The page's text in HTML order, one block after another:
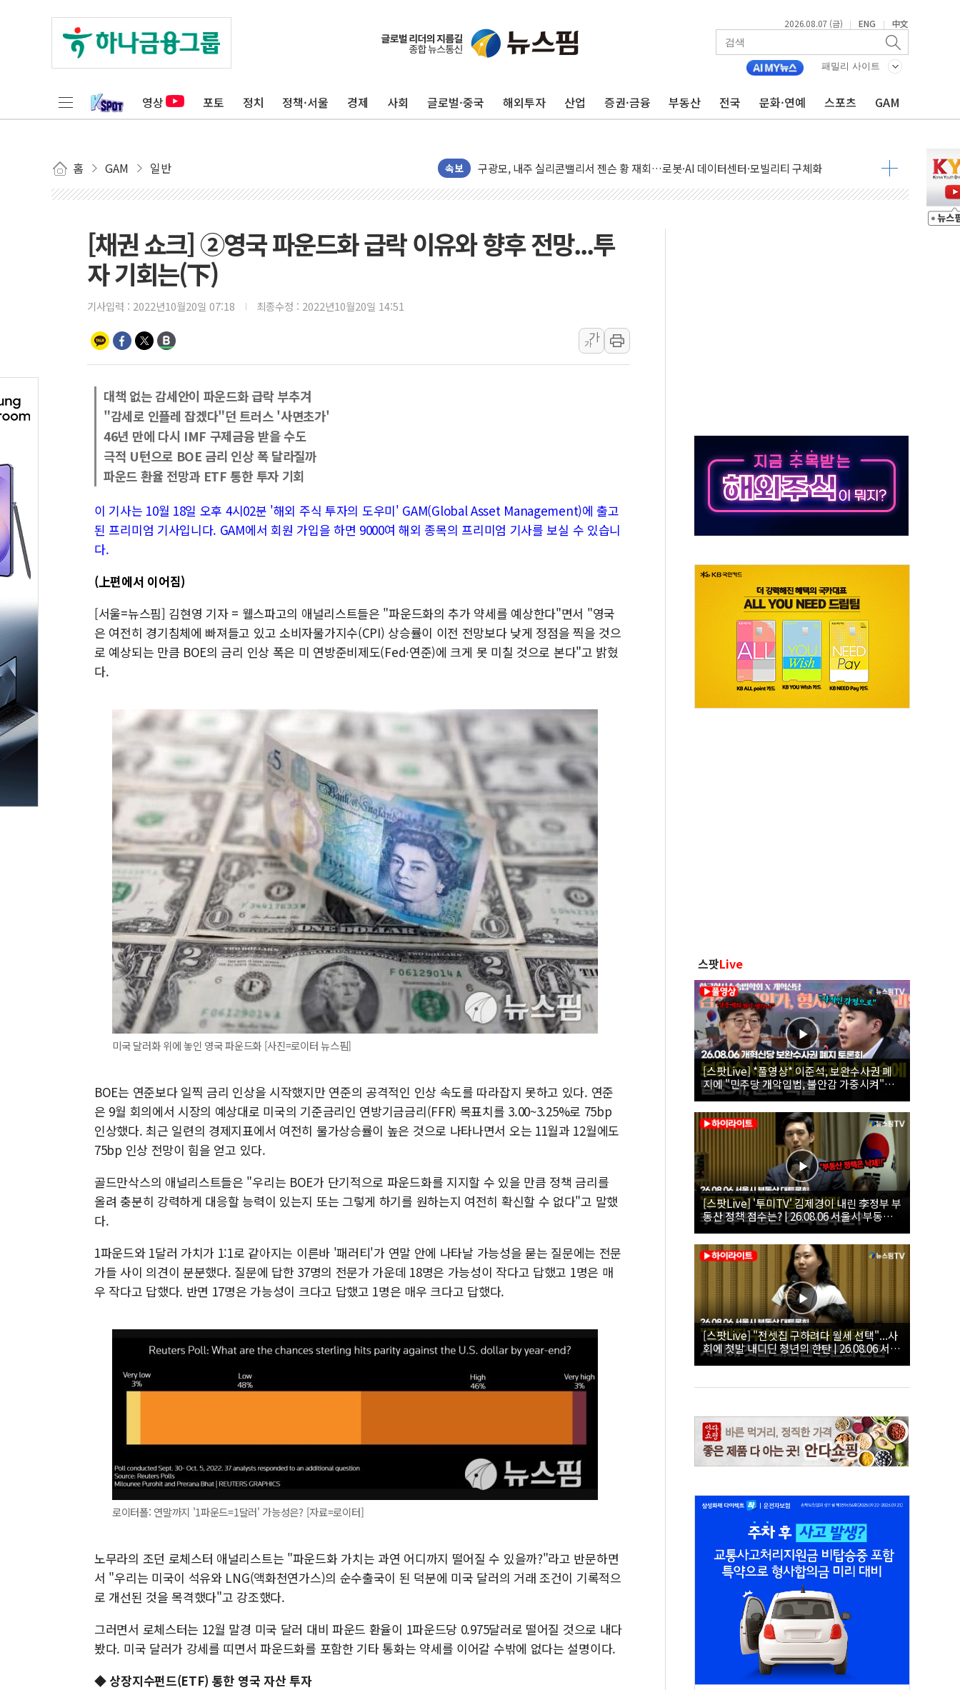
2026.08.07 (금) | ENG | 中文
패밀리 사이트
영상 포토 정치 정책·서울 경제 사회 글로벌·중국 해외투자 산업 증권·금융 부동산 전국 문화·연예 스포츠 GAM
홈 GAM 일반 속보
유럽증시, 견조한 실적 소화하며 대부분 상승… "2분기 기업 순이익 21% 증가" 전망
구광모, 내주 실리콘밸리서 젠슨 황 재회…로봇·AI 데이터센터·모빌리티 구체화
김정관 장관 "영업이익 N% 성과급 반대…상법·자본시장법 개정 논의"
뉴욕증시 프리뷰, 미 주가선물 AI주 차익실현 속 혼조세...웨스턴디지털·샌디스크↓
청와대, 북한 단거리 탄도미사일 발사에 긴급 안보 점검회의
[베트남 증시] 지수 하락 속 'DGC' 임시 주총 기대감에 홀로 상한가…마진 잔액은 사상 최고
'월가의 황제' 다이먼 "금융시장 레버리지 위험수위…숨은 차입이 더 큰 변수"
[3보] 북, 원산서 동해로 단거리 탄도미사일 1발 발사… 올해 10번째·42일 만 도발
우크라 드론 전술, 중남미 콜롬비아에 새 안보 위기… 반군·마약카르텔이 습득해 전투 활용
주한미군 "오산기지 누출, 백린 아닌 무해한 표면 부식 물질"
구미 폐염산처리업체서 불 2시간30여분만에 진화...외국인 노동자 숨져
[채권 쇼크] ②영국 파운드화 급락 이유와 향후 전망...투
자 기회는(下)
기사입력 : 2022년10월20일 07:18 최종수정 : 2022년10월20일 14:51
가
가
대책 없는 감세안이 파운드화 급락 부추겨
"감세로 인플레 잡겠다"던 트러스 '사면초가'
46년 만에 다시 IMF 구제금융 받을 수도
극적 U턴으로 BOE 금리 인상 폭 달라질까
파운드 환율 전망과 ETF 통한 투자 기회
이 기사는 10월 18일 오후 4시02분 '해외 주식 투자의 도우미' GAM(Global Asset Management)에 출고
된 프리미엄 기사입니다. GAM에서 회원 가입을 하면 9000여 해외 종목의 프리미엄 기사를 보실 수 있습니
다.
(上편에서 이어짐)
[서울=뉴스핌] 김현영 기자 = 웰스파고의 애널리스트들은 "파운드화의 추가 약세를 예상한다"면서 "영국
은 여전히 경기침체에 빠져들고 있고 소비자물가지수(CPI) 상승률이 이전 전망보다 낮게 정점을 찍을 것으
로 예상되는 만큼 BOE의 금리 인상 폭은 미 연방준비제도(Fed·연준)에 크게 못 미칠 것으로 본다"고 밝혔
다.
미국 달러화 위에 놓인 영국 파운드화 [사진=로이터 뉴스핌]
BOE는 연준보다 일찍 금리 인상을 시작했지만 연준의 공격적인 인상 속도를 따라잡지 못하고 있다. 연준
은 9월 회의에서 시장의 예상대로 미국의 기준금리인 연방기금금리(FFR) 목표치를 3.00~3.25%로 75bp
인상했다. 최근 일련의 경제지표에서 여전히 물가상승률이 높은 것으로 나타나면서 오는 11월과 12월에도
75bp 인상 전망이 힘을 얻고 있다.
골드만삭스의 애널리스트들은 "우리는 BOE가 단기적으로 파운드화를 지지할 수 있을 만큼 정책 금리를
올려 충분히 강력하게 대응할 능력이 있는지 또는 그렇게 하기를 원하는지 여전히 확신할 수 없다"고 말했
다.
1파운드와 1달러 가치가 1:1로 같아지는 이른바 '패러티'가 연말 안에 나타날 가능성을 묻는 질문에는 전문
가들 사이 의견이 분분했다. 질문에 답한 37명의 전문가 가운데 18명은 가능성이 작다고 답했고 1명은 매
우 작다고 답했다. 반면 17명은 가능성이 크다고 답했고 1명은 매우 크다고 답했다.
로이터폴: 연말까지 '1파운드=1달러' 가능성은? [자료=로이터]
노무라의 조던 로체스터 애널리스트는 "파운드화 가치는 과연 어디까지 떨어질 수 있을까?"라고 반문하면
서 "우리는 미국이 석유와 LNG(액화천연가스)의 순수출국이 된 덕분에 미국 달러의 거래 조건이 기록적으
로 개선된 것을 목격했다"고 강조했다.
그러면서 로체스터는 12월 말경 미국 달러 대비 파운드 환율이 1파운드당 0.975달러로 떨어질 것으로 내다
봤다. 미국 달러가 강세를 띠면서 파운드화를 포함한 기타 통화는 약세를 이어갈 수밖에 없다는 설명이다.
◆ 상장지수펀드(ETF) 통한 영국 자산 투자
스팟Live
[스팟Live] *풀영상* 이준석, 보완수사권 폐
지에 "민주당 개악입법, 불안감 가중시켜"｜
26.08.06 개혁신당 보완수사권 폐지 토론회
[스팟Live] '투미TV' 김제경이 내린 李정부 부
동산 정책 점수는? | 26.08.06 서울시 부동산
대토론회
[스팟Live] "전셋집 구하려다 월세 선택"...사
회에 첫발 내디딘 청년의 한탄 | 26.08.06 서울
시 부동산 대토론회